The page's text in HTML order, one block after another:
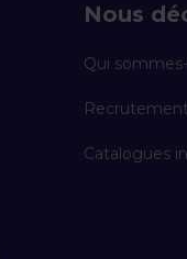
Nous
Qui
Recrutement
Catalogues